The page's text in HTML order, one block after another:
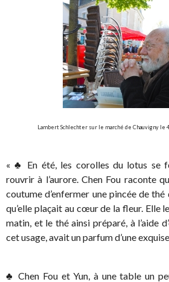
Lambert Schlechter sur le marché de Chauvigny le 4
« ♣ En été, les corolles du lotus se
rouvrir à l’aurore. Chen Fou raconte
coutume d’enfermer une pincée de
qu’elle plaçait au cœur de la fleur. Elle
matin, et le thé ainsi préparé, à l’aide
cet usage, avait un parfum d’une
♣Chen Fou et Yun, à une table un